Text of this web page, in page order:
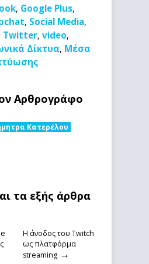
, Google Plus,
, Social Media,
Twitter, video,
Δίκτυα, Μέσα
Αρθρογράφο
Κατερέλου
τα εξής άρθρα
Η άνοδος του Twitch
ως πλατφόρμα
streaming →